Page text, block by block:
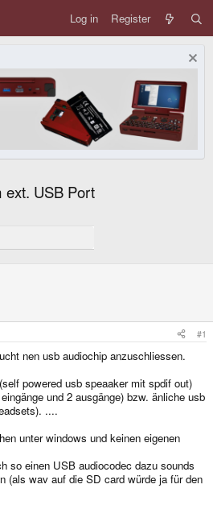
Log in Register
ext. USB Port
#1
nen usb audiochip anzuschliessen.
powered usb speaaker mit spdif out)
und 2 ausgänge) bzw. änliche usb
....
unter windows und keinen eigenen
so einen USB audiocodec dazu sounds
(als wav auf die SD card würde ja für den